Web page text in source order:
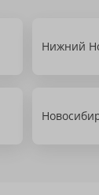
Нижний